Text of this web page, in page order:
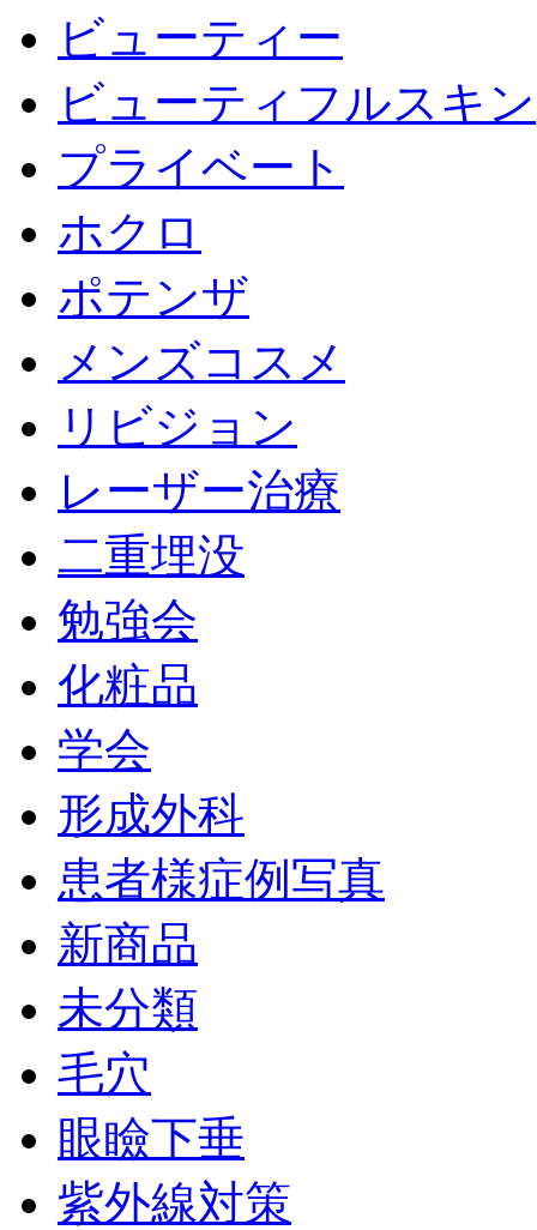
ビューティー
ビューティフルスキン
プライベート
ホクロ
ポテンザ
メンズコスメ
リビジョン
レーザー治療
二重埋没
勉強会
化粧品
学会
形成外科
患者様症例写真
新商品
未分類
毛穴
眼瞼下垂
紫外線対策